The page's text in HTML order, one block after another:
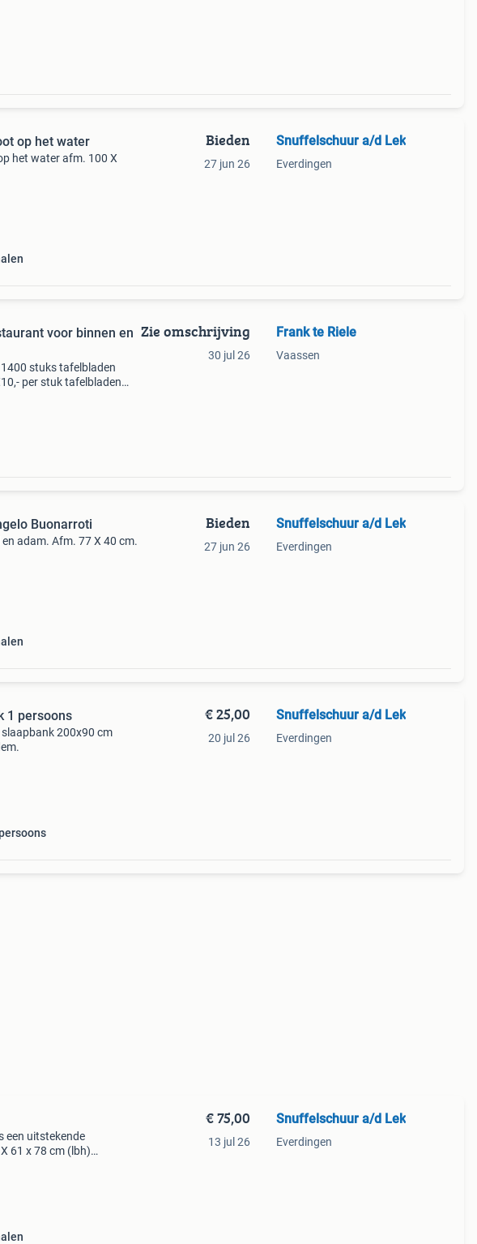
op het water
het water afm. 100 X
Bieden
27 jun 26
Snuffelschuur a/d Lek
Everdingen
voor binnen en
stuks tafelbladen
per stuk tafelbladen
Zie omschrijving
30 jul 26
Frank te Riele
Vaassen
Buonarroti
adam. Afm. 77 X 40 cm.
Bieden
27 jun 26
Snuffelschuur a/d Lek
Everdingen
1 persoons
200x90 cm
€ 25,00
20 jul 26
Snuffelschuur a/d Lek
Everdingen
een uitstekende
61 x 78 cm (lbh)
€ 75,00
13 jul 26
Snuffelschuur a/d Lek
Everdingen